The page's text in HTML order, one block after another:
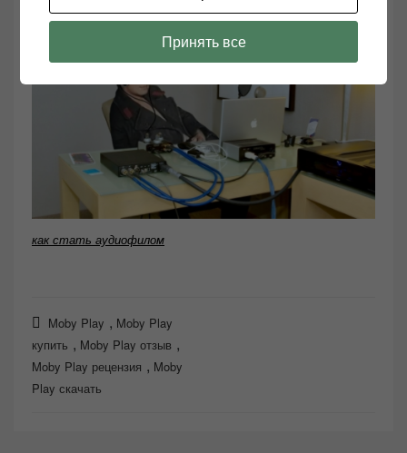
как стать аудиофилом
Moby Play , Moby Play
купить , Moby Play отзыв ,
Moby Play рецензия , Moby
Play скачать
Принять все